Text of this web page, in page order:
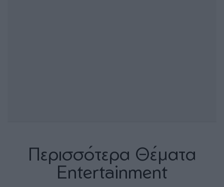
Περισσότερα Θέματα
Entertainment